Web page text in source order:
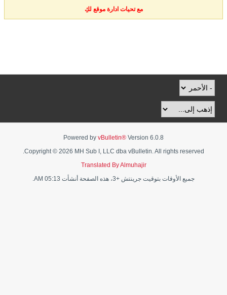
مع تحيات ادارة موقع لكِ
Powered by vBulletin® Version 6.0.8
Copyright © 2026 MH Sub I, LLC dba vBulletin. All rights reserved.
Translated By Almuhajir
جميع الأوقات بتوقيت جرينتش +3، هذه الصفحة أنشأت 05:13 AM.